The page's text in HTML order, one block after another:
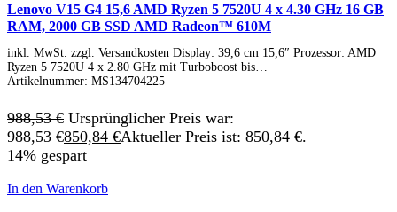
Lenovo V15 G4 15,6 AMD Ryzen 5 7520U 4 x 4.30 GHz 16 GB
RAM, 2000 GB SSD AMD Radeon™ 610M
inkl. MwSt. zzgl. Versandkosten Display: 39,6 cm 15,6″ Prozessor: AMD
Ryzen 5 7520U 4 x 2.80 GHz mit Turboboost bis…
Artikelnummer: MS134704225
988,53€ Ursprünglicher Preis war:
988,53 €850,84 €Aktueller Preis ist: 850,84 €.
14% gespart
In den Warenkorb